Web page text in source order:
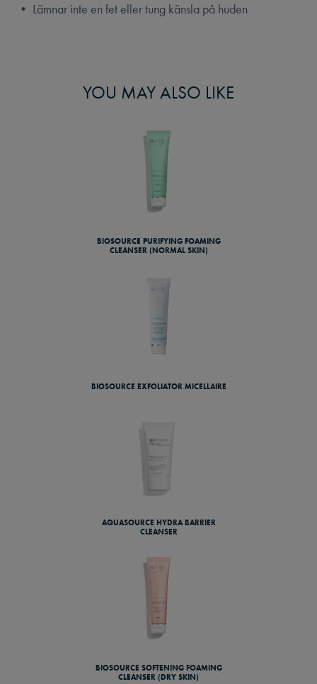
• Lämnar inte en fet eller tung känsla på huden
YOU MAY ALSO LIKE
BIOSOURCE PURIFYING FOAMING
CLEANSER (NORMAL SKIN)
BIOSOURCE EXFOLIATOR MICELLAIRE
AQUASOURCE HYDRA BARRIER
CLEANSER
BIOSOURCE SOFTENING FOAMING
CLEANSER (DRY SKIN)